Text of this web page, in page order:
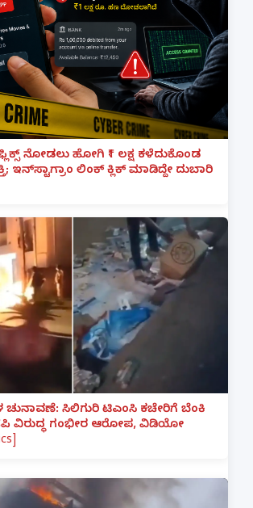
ನೋಡಲು ಹೋಗಿ ₹1 ಲಕ್ಷ ಕಳೆದುಕೊಂಡ
ಇನ್‌ಸ್ಟಾಗ್ರಾಂ ಲಿಂಕ್ ಕ್ಲಿಕ್ ಮಾಡಿದ್ದೇ ದುಬಾರಿ
ಚುನಾವಣೆ: ಸಿಲಿಗುರಿ ಟಿಎಂಸಿ ಕಚೇರಿಗೆ ಬೆಂಕಿ
ವಿರುದ್ಧ ಗಂಭೀರ ಆರೋಪ, ವಿಡಿಯೋ